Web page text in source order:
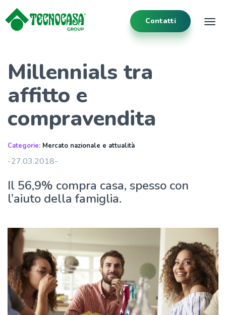
Contatti
Millennials tra
affitto e
compravendita
Categorie: Mercato nazionale e attualità
-27.03.2018-
Il 56,9% compra casa, spesso con
l’aiuto della famiglia.